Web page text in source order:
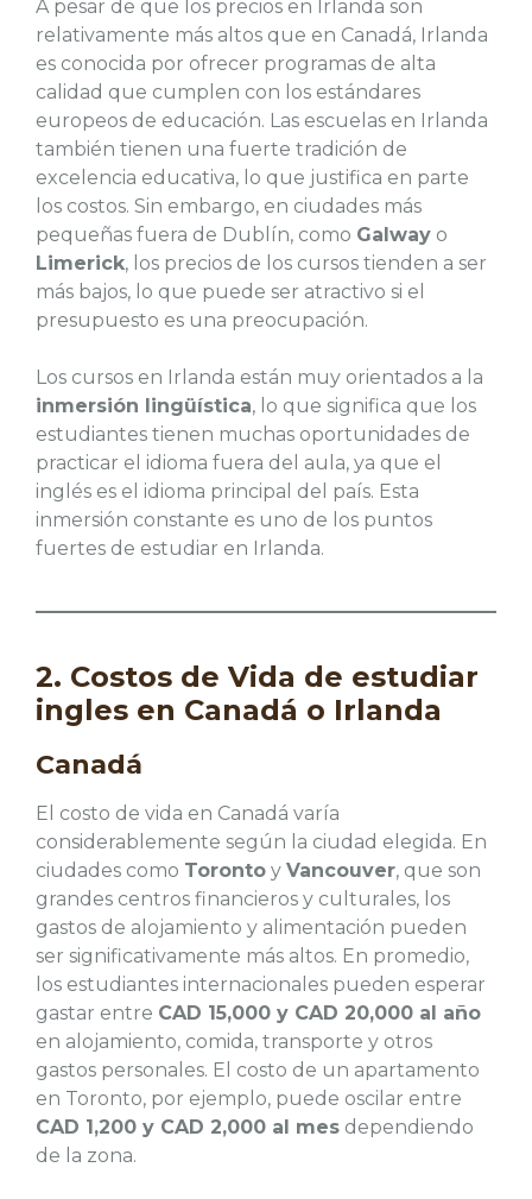
A pesar de que los precios en Irlanda son
relativamente más altos que en Canadá, Irlanda
es conocida por ofrecer programas de alta
calidad que cumplen con los estándares
europeos de educación. Las escuelas en Irlanda
también tienen una fuerte tradición de
excelencia educativa, lo que justifica en parte
los costos. Sin embargo, en ciudades más
pequeñas fuera de Dublín, como Galway o
Limerick, los precios de los cursos tienden a ser
más bajos, lo que puede ser atractivo si el
presupuesto es una preocupación.
Los cursos en Irlanda están muy orientados a la
inmersión lingüística, lo que significa que los
estudiantes tienen muchas oportunidades de
practicar el idioma fuera del aula, ya que el
inglés es el idioma principal del país. Esta
inmersión constante es uno de los puntos
fuertes de estudiar en Irlanda.
2. Costos de Vida de estudiar
ingles en Canadá o Irlanda
Canadá
El costo de vida en Canadá varía
considerablemente según la ciudad elegida. En
ciudades como Toronto y Vancouver, que son
grandes centros financieros y culturales, los
gastos de alojamiento y alimentación pueden
ser significativamente más altos. En promedio,
los estudiantes internacionales pueden esperar
gastar entre CAD 15,000 y CAD 20,000 al año
en alojamiento, comida, transporte y otros
gastos personales. El costo de un apartamento
en Toronto, por ejemplo, puede oscilar entre
CAD 1,200 y CAD 2,000 al mes dependiendo
de la zona.